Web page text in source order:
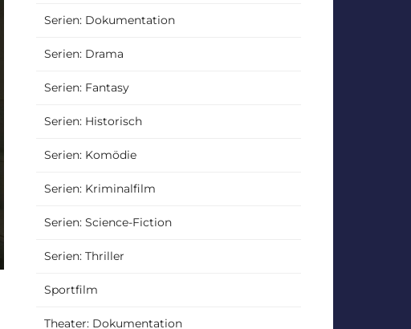
Serien: Dokumentation
Serien: Drama
Serien: Fantasy
Serien: Historisch
Serien: Komödie
Serien: Kriminalfilm
Serien: Science-Fiction
Serien: Thriller
Sportfilm
Theater: Dokumentation